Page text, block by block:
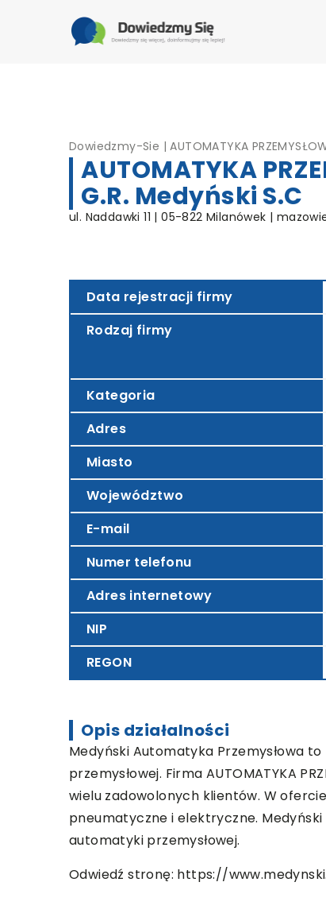
Dowiedzmy-Sie |AUTOMATYKA
AUTOMATYKA
G.R. Medyński S.C
ul. Naddawki 11 | 05-822 Milanówek |
Data rejestracji firmy
Rodzaj firmy
Kategoria
Adres
Miasto
Województwo
E-mail
Numer telefonu
Adres internetowy
NIP
REGON
Opis działalności
Medyński Automatyka Przemysłowa
przemysłowej. Firma AUTOMATYKA
wielu zadowolonych klientów. W
pneumatyczne i elektryczne.
automatyki przemysłowej.
Odwiedź stronę: https://